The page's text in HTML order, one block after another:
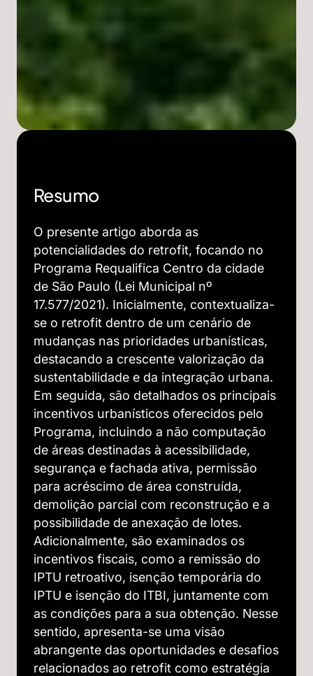
Resumo
O presente artigo aborda as
potencialidades do retrofit, focando no
Programa Requalifica Centro da cidade
de São Paulo (Lei Municipal nº
17.577/2021). Inicialmente, contextualiza-
se o retrofit dentro de um cenário de
mudanças nas prioridades urbanísticas,
destacando a crescente valorização da
sustentabilidade e da integração urbana.
Em seguida, são detalhados os principais
incentivos urbanísticos oferecidos pelo
Programa, incluindo a não computação
de áreas destinadas à acessibilidade,
segurança e fachada ativa, permissão
para acréscimo de área construída,
demolição parcial com reconstrução e a
possibilidade de anexação de lotes.
Adicionalmente, são examinados os
incentivos fiscais, como a remissão do
IPTU retroativo, isenção temporária do
IPTU e isenção do ITBI, juntamente com
as condições para a sua obtenção. Nesse
sentido, apresenta-se uma visão
abrangente das oportunidades e desafios
relacionados ao retrofit como estratégia